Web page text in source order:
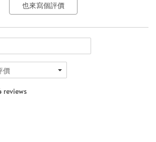
也來寫個評價
價
reviews